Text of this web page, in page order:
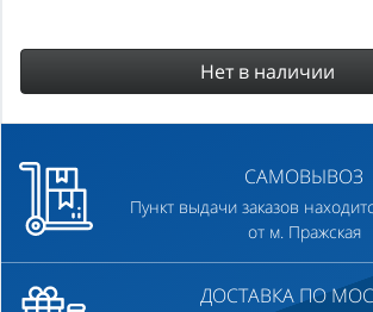
Нет в наличии
САМОВЫВОЗ
Пункт выдачи заказов
от м. Пражская
ДОСТАВКА ПО